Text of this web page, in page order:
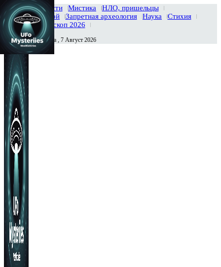
Главная Новости Мистика
НЛО, пришельцы
Тайны вселенной
Запретная археология Наука
Стихия
История
Гороскоп 2026
Сегодня Пятница , 7 Август 2026